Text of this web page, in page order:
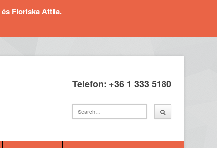
és Floriska Attila.
Telefon: +36 1 333 5180